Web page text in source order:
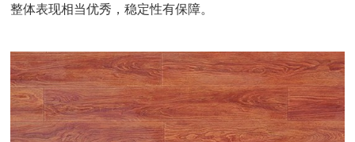
整体表现相当优秀，稳定性有保障。